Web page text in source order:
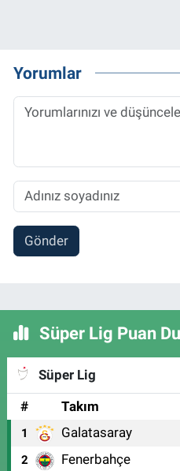
Yorumlar
Gönder
Süper Lig Puan
Süper Lig
#
Takım
1 Galatasaray
2 Fenerbahçe